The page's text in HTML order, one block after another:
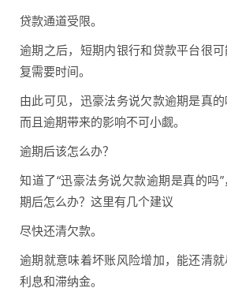
贷款通道受限。
逾期之后，短期内银行和贷款平台很
复需要时间。
由此可见，迅豪法务说欠款逾期是真的
而且逾期带来的影响不可小觑。
逾期后该怎么办？
知道了“迅豪法务说欠款逾期是真的吗
期后怎么办？这里有几个建议
尽快还清欠款。
逾期就意味着坏账风险增加，能还清
利息和滞纳金。